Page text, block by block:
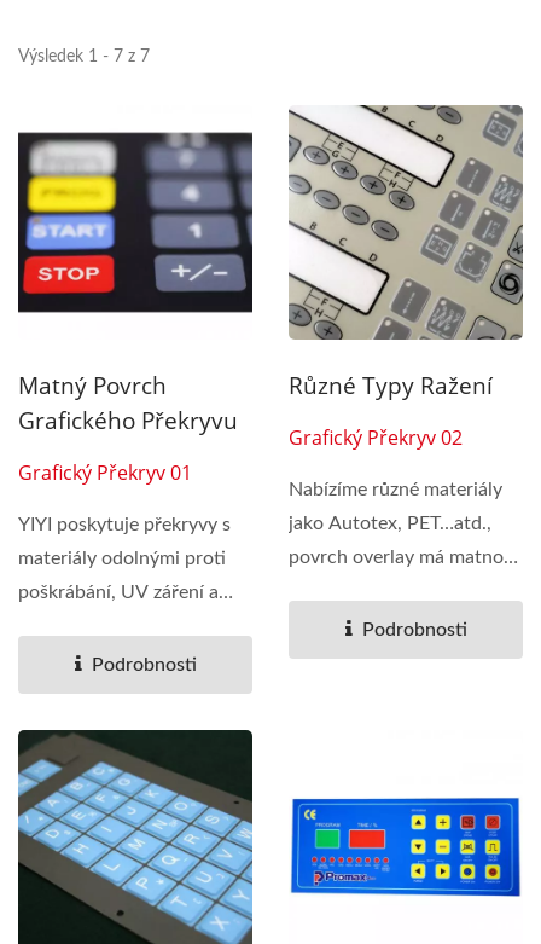
Výsledek 1 - 7 z 7
Matný Povrch
Grafického Překryvu
Grafický Překryv 01
YIYI poskytuje překryvy s
materiály odolnými proti
poškrábání, UV záření a
Podrobnosti
Různé Typy Ražení
Grafický Překryv 02
Nabízíme různé materiály
jako Autotex, PET…atd.,
povrch overlay má matnou
Podrobnosti